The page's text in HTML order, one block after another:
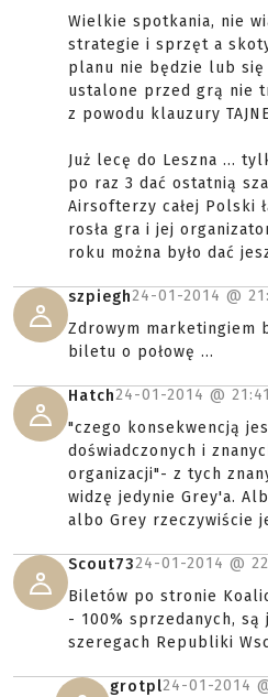
Wielkie spotkania, nie
strategie i sprzęt a
planu nie będzie lub
ustalone przed grą nie
z powodu klauzury
Już lecę do Leszna ...
po raz 3 dać ostatnią
Airsofterzy całej Polski
rosła gra i jej
roku można było dać
szpiegh24-01-2014 @
Zdrowym marketingiem
biletu o połowę ...
Hatch24-01-2014 @ 21:41
"czego konsekwencją
doświadczonych i
organizacji"- z tych
widzę jedynie Grey'a.
albo Grey rzeczywiście
Scout7324-01-2014 @
Biletów po stronie
- 100% sprzedanych,
szeregach Republiki
grotpl24-01-2014